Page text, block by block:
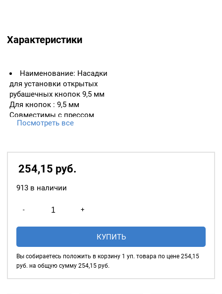
Характеристики
Наименование: Насадки
для установки открытых
рубашечных кнопок 9,5 мм
Для кнопок : 9,5 мм
Совместимы с прессом
ТЕР, ТЕР-2 и со всеми
Посмотреть все
254,15 руб.
913 в наличии
-
товара
Насадка
рубашечных
+
КУПИТЬ
Вы собираетесь положить в корзину 1 уп. товара по цене 254,15
руб. на общую сумму 254,15руб.